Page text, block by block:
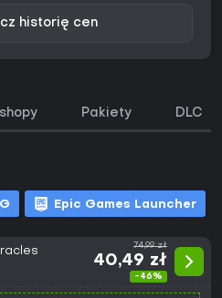
historię cen
Pakiety DLC
Epic Games Launcher
74,99 zł
40,49 zł
-46%